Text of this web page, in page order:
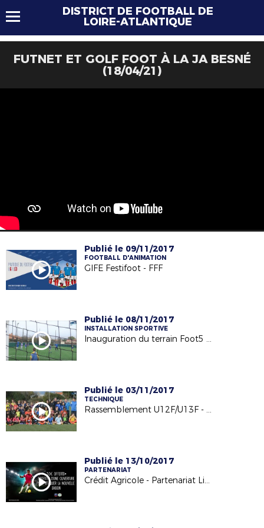
DISTRICT DE FOOTBALL DE
LOIRE-ATLANTIQUE
FUTNET ET GOLF FOOT À LA JA BESNÉ
(18/04/21)
Publié le 09/11/2017
FOOTBALL D'ANIMATION
GIFE Festifoot - FFF
Publié le 08/11/2017
INSTALLATION SPORTIVE
Inauguration du terrain Foot5 à Barbechat - US Loire et Divatte - 04/11/17
Publié le 03/11/2017
TECHNIQUE
Rassemblement U12F/U13F - 24.10.17
Publié le 13/10/2017
PARTENARIAT
Crédit Agricole - Partenariat Licencié Football